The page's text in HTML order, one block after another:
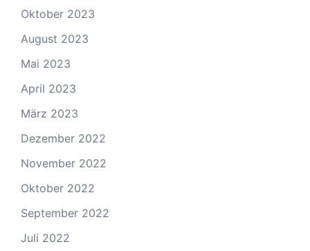
Oktober 2023
August 2023
Mai 2023
April 2023
März 2023
Dezember 2022
November 2022
Oktober 2022
September 2022
Juli 2022